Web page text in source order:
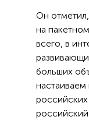
Он
на
всего, в
больших